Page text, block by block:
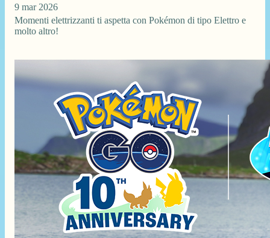
9 mar 2026
Momenti elettrizzanti ti aspetta con Pokémon di tipo Elettro e
molto altro!